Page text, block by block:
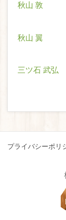
秋山 敦
秋山 翼
三ツ石 武弘
プライバシーポリ